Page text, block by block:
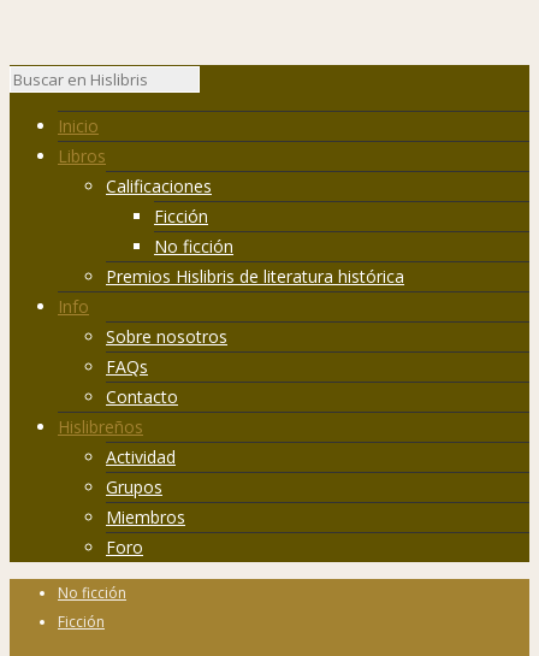
Inicio
Libros
Calificaciones
Ficción
No ficción
Premios Hislibris de literatura histórica
Info
Sobre nosotros
FAQs
Contacto
Hislibreños
Actividad
Grupos
Miembros
Foro
No ficción
Ficción